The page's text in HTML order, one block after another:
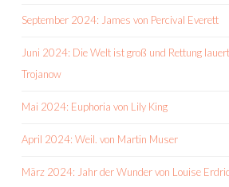
September 2024: James von Percival Everett
Juni 2024: Die Welt ist groß und Rettung
Trojanow
Mai 2024: Euphoria von Lily King
April 2024: Weil. von Martin Muser
März 2024: Jahr der Wunder von Louise